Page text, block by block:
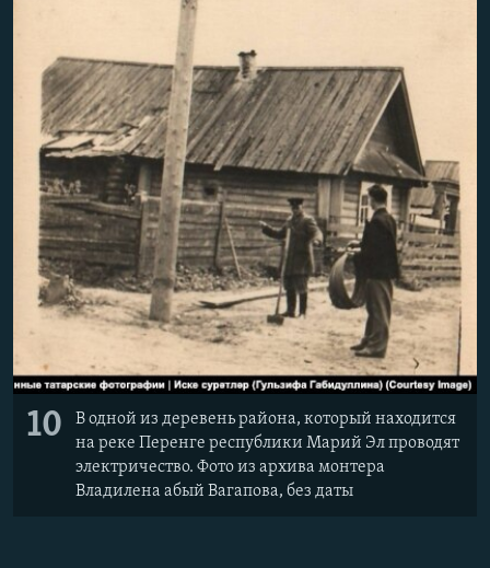
10
В одной из деревень района, который находится
на реке Перенге республики Марий Эл проводят
электричество. Фото из архива монтера
Владилена абый Вагапова, без даты